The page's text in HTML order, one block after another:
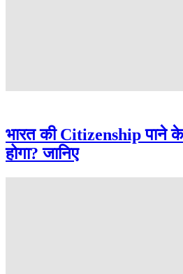
भारत की Citizenship पाने के
होगा? जानिए